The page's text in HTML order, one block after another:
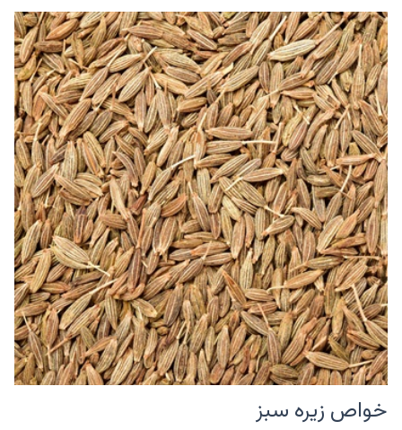
خواص زیره سبز